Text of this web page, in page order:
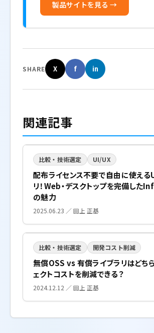
製品サイトを見る →
SHARE X f in
関連記事
比較・技術選定 UI/UX
配布ライセンス不要で自由に使える
リ！Web・デスクトップを完備し
の魅力
2025.06.23 ／ 田上 正基
比較・技術選定 開発コスト削減
無償OSS vs 有償ライブラリはどち
ェクトコストを削減できる？
2024.12.12 ／ 田上 正基